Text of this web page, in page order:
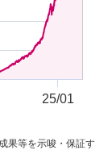
25/01
果等を示唆・保証す